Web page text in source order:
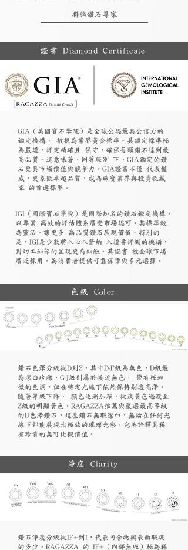
聯絡鑽石專家
證書 Diamond Certificate
GIA（美國寶石學院）是全球公認最具公信力的
鑑定機構， 被視為業界黃金標準。其鑑定標準極
為嚴謹，評定精確且 保守，確保每顆鑽石達到最
高品質。這意味著，同等級別 下，GIA鑑定的鑽
石更具市場價值與競爭力。GIA證書不僅 代表權
威，更象徵卓越品質，成為珠寶業界與投資收藏
家 的首選標準。
​IGI（國際寶石學院）是國際知名的鑽石鑑定機構，
以專業 高效的評估體系廣受市場認可。其標準較
為靈活，讓更多 高品質鑽石展現價值。特別的
是，IGI是少數將八心八箭納 入證書評測的機構，
對切工細節的呈現更為細緻。其證書 被全球市場
廣泛採用，為消費者提供可靠保障與多元選擇。
色級 Color
鑽石色澤分級從D到Z，其中D-F級為無色，D級最
為潔白珍稀，G-J級則屬於接近無色， 帶有極輕
微的色調，但在特定光線下依然保持剔透亮澤。
隨著等級下降， 顏色逐漸加深，從淡黃色過渡至
Z級的明顯黃色。RAGAZZA推薦與嚴選最高等級
的D色澤鑽石，這些鑽石無瑕潔白，無論在任何光
線下都能展現出極致的璀璨光彩，完美詮釋其稀
有珍貴的無可比擬價值。
淨度 Clarity
鑽石淨度分級從IF+到I，代表內含物與表面瑕疵
的多少。RAGAZZA 的 IF+（內部無瑕）極為稀